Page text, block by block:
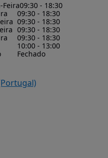
Feira09:30 - 18:30
09:30 - 18:30
09:30 - 18:30
09:30 - 18:30
09:30 - 18:30
10:00 - 13:00
Fechado